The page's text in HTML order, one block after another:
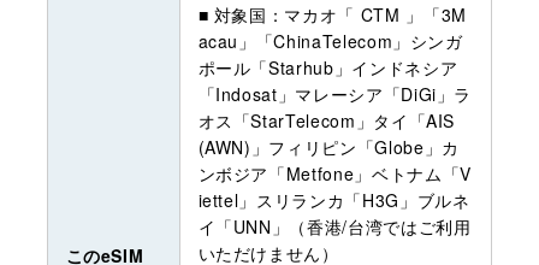
このeSIM
■ 対象国：マカオ「 CTM 」「3M
acau」「ChinaTelecom」シンガ
ポール「Starhub」インドネシア
「Indosat」マレーシア「DiGi」ラ
オス「StarTelecom」タイ「AIS
(AWN)」フィリピン「Globe」カ
ンボジア「Metfone」ベトナム「V
iettel」スリランカ「H3G」ブルネ
イ「UNN」（香港/台湾ではご利用
いただけません）